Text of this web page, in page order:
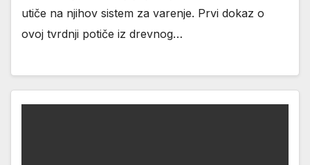
utiče na njihov sistem za varenje. Prvi dokaz o
ovoj tvrdnji potiče iz drevnog…